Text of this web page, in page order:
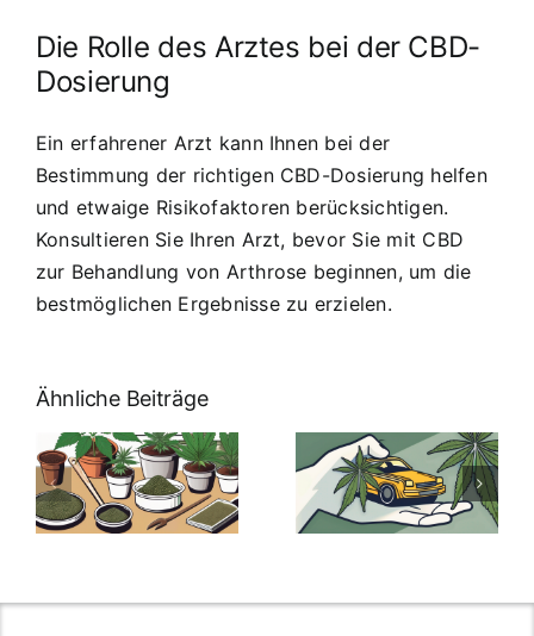
Die Rolle des Arztes bei der CBD-
Dosierung
Ein erfahrener Arzt kann Ihnen bei der
Bestimmung der richtigen CBD-Dosierung helfen
und etwaige Risikofaktoren berücksichtigen.
Konsultieren Sie Ihren Arzt, bevor Sie mit CBD
zur Behandlung von Arthrose beginnen, um die
bestmöglichen Ergebnisse zu erzielen.
Ähnliche Beiträge
Neue THC-
Grenzwert-
Regelung:
Was Sie über
Cannabis und
müssen
Cannabis
Samen
kaufen: Alles
was Sie